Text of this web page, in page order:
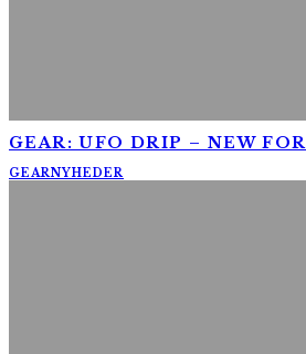
GEAR: UFO DRIP – NEW
GEARNYHEDER